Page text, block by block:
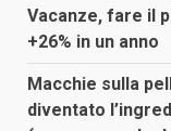
Vacanze, fare il
+26% in un anno
Macchie sulla
diventato